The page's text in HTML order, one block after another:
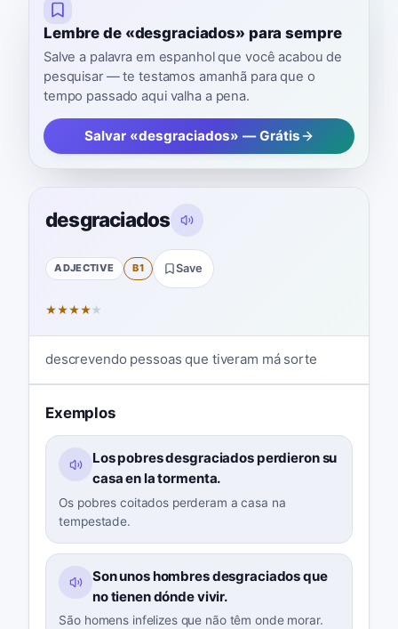
Lembre de «desgraciados» para sempre
Salve a palavra em espanhol que você acabou de
pesquisar — te testamos amanhã para que o
tempo passado aqui valha a pena.
Salvar «desgraciados» — Grátis
desgraciados
ADJECTIVE B1 Save
★★★★★
descrevendo pessoas que tiveram má sorte
Exemplos
Los pobres desgraciados perdieron su
casa en la tormenta.
Os pobres coitados perderam a casa na
tempestade.
Son unos hombres desgraciados que
no tienen dónde vivir.
São homens infelizes que não têm onde morar.